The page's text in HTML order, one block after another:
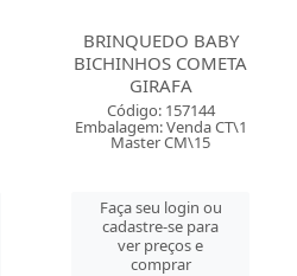
BRINQUEDO BABY
BICHINHOS COMETA
GIRAFA
Código: 157144
Embalagem: Venda CT\1
Master CM\15
Faça seu login ou
cadastre-se para
ver preços e
comprar